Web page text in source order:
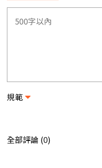
規範
全部評論 (0)